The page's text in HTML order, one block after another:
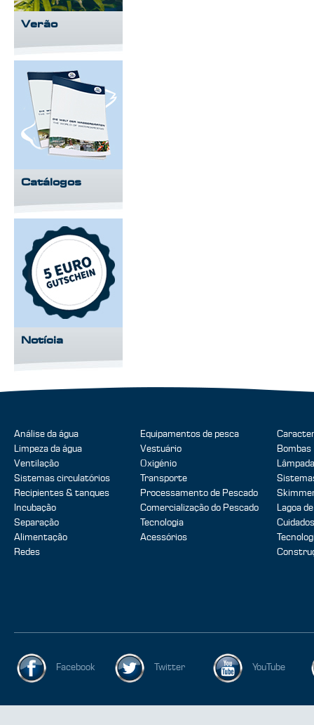
Verão
Catálogos
Notícia
Análise da água
Limpeza da água
Ventilação
Sistemas circulatórios
Recipientes & tanques
Incubação
Separação
Alimentação
Redes
Equipamentos de pesca
Vestuário
Oxigénio
Transporte
Processamento de Pescado
Comercialização do Pescado
Tecnologia
Acessórios
Bombas
Lagoa
Facebook Twitter YouTube